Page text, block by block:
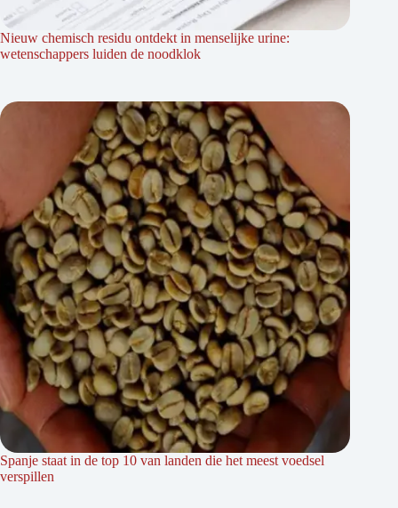
Nieuw chemisch residu ontdekt in menselijke urine:
wetenschappers luiden de noodklok
Spanje staat in de top 10 van landen die het meest voedsel
verspillen